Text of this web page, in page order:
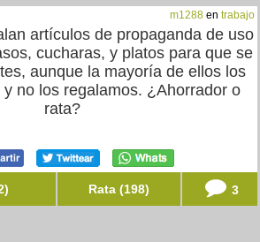
m1288 en trabajo
artículos de propaganda de uso
cucharas, y platos para que se
aunque la mayoría de ellos los
no los regalamos. ¿Ahorrador o
rata?
Rata (198) 3